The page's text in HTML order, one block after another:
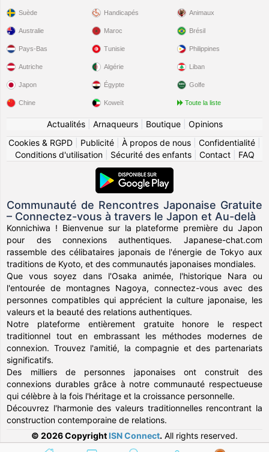
Suède Handicapés Animaux
Australie
Pays-Bas
Autriche
Japon
Chine
Maroc
Tunisie
Algérie
Égypte
Koweït
Brésil
Philippines
Liban
Golfe
Toute la liste
Actualités| Arnaqueurs| Boutique| Opinions
Cookies & RGPD
Publicité À propos de nous Confidentialité
Conditions d'utilisation| Sécurité des enfants| Contact| FAQ
Communauté de Rencontres Japonaise Gratuite
– Connectez-vous à travers le Japon et Au-delà
Konnichiwa ! Bienvenue sur la plateforme première du Japon
pour des connexions authentiques. Japanese-chat.com
rassemble des célibataires japonais de l'énergie de Tokyo aux
traditions de Kyoto, et des communautés japonaises mondiales.
Que vous soyez dans l'Osaka animée, l'historique Nara ou
l'entourée de montagnes Nagoya, connectez-vous avec des
personnes compatibles qui apprécient la culture japonaise, les
valeurs et la beauté des relations authentiques.
Notre plateforme entièrement gratuite honore le respect
traditionnel tout en embrassant les méthodes modernes de
connexion. Trouvez l'amitié, la compagnie et des partenariats
significatifs.
Des milliers de personnes japonaises ont construit des
connexions durables grâce à notre communauté respectueuse
qui célèbre à la fois l'héritage et la croissance personnelle.
Découvrez l'harmonie des valeurs traditionnelles rencontrant la
construction contemporaine de relations.
© 2026 Copyright ISN Connect. All rights reserved.